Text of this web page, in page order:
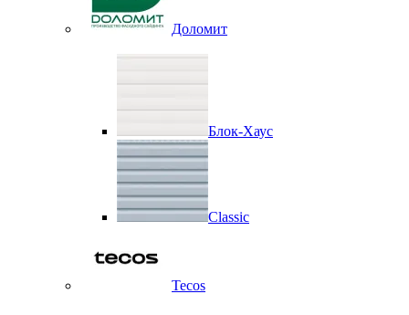
Доломит
Блок-Хаус
Classic
Tecos